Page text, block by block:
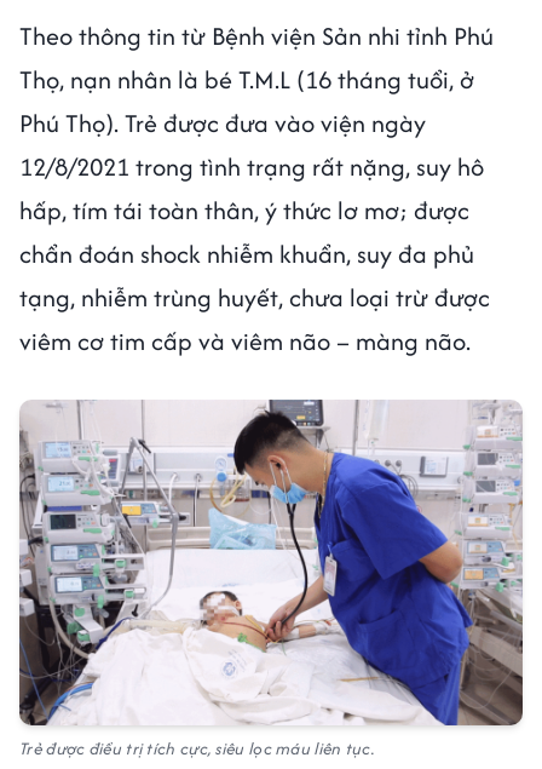
Theo thông tin từ Bệnh viện Sản nhi tỉnh Phú
Thọ, nạn nhân là bé T.M.L (16 tháng tuổi, ở
Phú Thọ). Trẻ được đưa vào viện ngày
12/8/2021 trong tình trạng rất nặng, suy hô
hấp, tím tái toàn thân, ý thức lơ mơ; được
chẩn đoán shock nhiễm khuẩn, suy đa phủ
tạng, nhiễm trùng huyết, chưa loại trừ được
viêm cơ tim cấp và viêm não – màng não.
Trẻ được điều trị tích cực, siêu lọc máu liên tục.